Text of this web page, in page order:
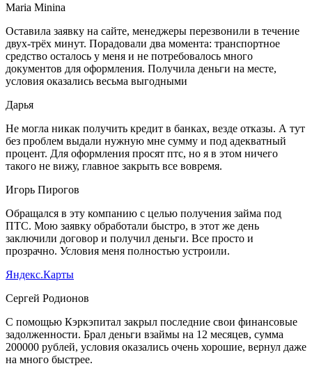
Maria Minina
Оставила заявку на сайте, менеджеры перезвонили в течение
двух-трёх минут. Порадовали два момента: транспортное
средство осталось у меня и не потребовалось много
документов для оформления. Получила деньги на месте,
условия оказались весьма выгодными
Дарья
Не могла никак получить кредит в банках, везде отказы. А тут
без проблем выдали нужную мне сумму и под адекватный
процент. Для оформления просят птс, но я в этом ничего
такого не вижу, главное закрыть все вовремя.
Игорь Пирогов
Обращался в эту компанию с целью получения займа под
ПТС. Мою заявку обработали быстро, в этот же день
заключили договор и получил деньги. Все просто и
прозрачно. Условия меня полностью устроили.
Яндекс.Карты
Сергей Родионов
С помощью Кэркэпитал закрыл последние свои финансовые
задолженности. Брал деньги взаймы на 12 месяцев, сумма
200000 рублей, условия оказались очень хорошие, вернул даже
на много быстрее.